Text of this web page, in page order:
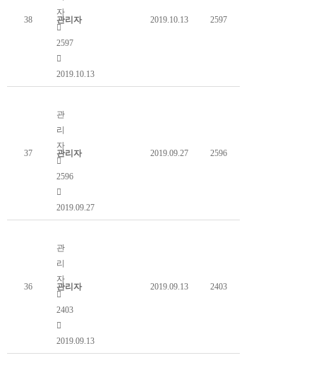
38
자
2597
2019.10.13
관리자 2019.10.13 2597
37
관
리
자
2596
2019.09.27
관리자 2019.09.27 2596
36
관
리
자
2403
2019.09.13
관리자 2019.09.13 2403